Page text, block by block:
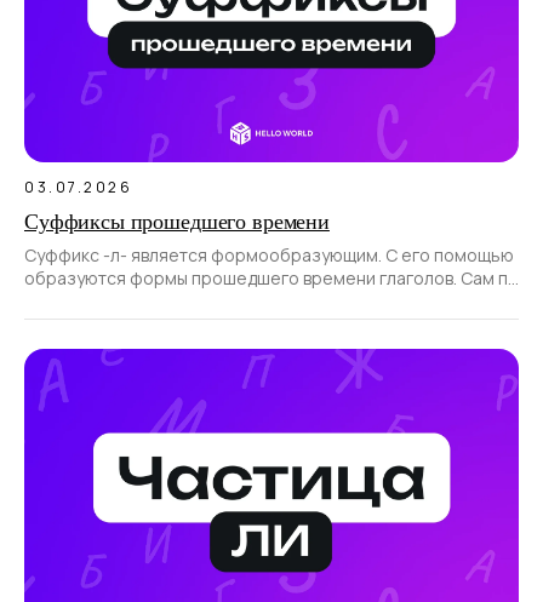
03.07.2026
Суффиксы прошедшего времени
Суффикс -л- является формообразующим. С его помощью
образуются формы прошедшего времени глаголов. Сам по